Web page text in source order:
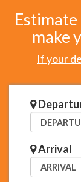
make
If your
Arrival